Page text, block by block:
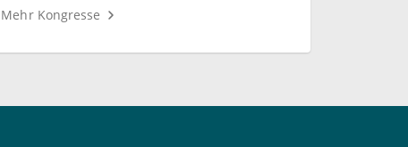
Mehr Kongresse